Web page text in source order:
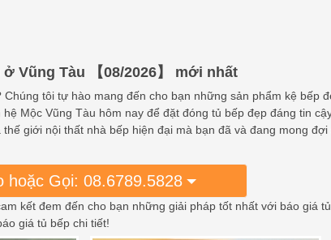
Vũng Tàu 【08/2026】 mới nhất
Chúng tôi tự hào mang đến cho bạn những sản phẩm kệ bếp
Mộc Vũng Tàu hôm nay để đặt đóng tủ bếp đẹp đáng tin
giới nội thất nhà bếp hiện đại mà bạn đã và đang mong
hoặc Gọi: 08.6789.5828
kết đem đến cho bạn những giải pháp tốt nhất với báo giá
giá tủ bếp chi tiết!